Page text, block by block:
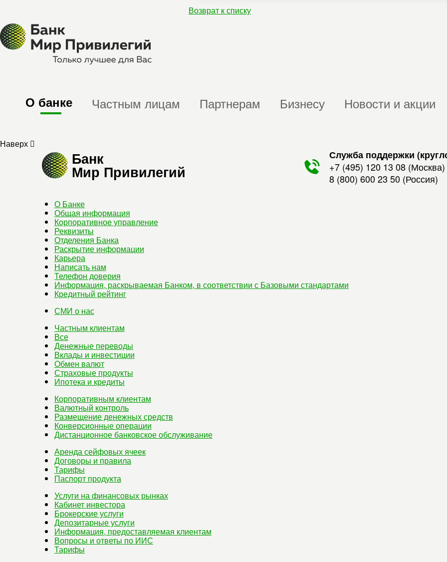
Возврат к списку
О банке Частным лицам Партнерам Бизнесу Новости и акции
Наверх
Банк
Мир Привилегий
Служба поддержки
+7 (495) 120 13 08 (Москва)
8 (800) 600 23 50 (Россия)
О Банке
Общая информация
Корпоративное управление
Реквизиты
Отделения Банка
Раскрытие информации
Карьера
Написать нам
Телефон доверия
Информация, раскрываемая Банком, в соответствии с Базовыми стандартами
Кредитный рейтинг
СМИ о нас
Частным клиентам
Все
Денежные переводы
Вклады и инвестиции
Обмен валют
Страховые продукты
Ипотека и кредиты
Корпоративным клиентам
Валютный контроль
Размещение денежных средств
Конверсионные операции
Дистанционное банковское обслуживание
Аренда сейфовых ячеек
Договоры и правила
Тарифы
Паспорт продукта
Услуги на финансовых рынках
Кабинет инвестора
Брокерские услуги
Депозитарные услуги
Информация, предоставляемая клиентам
Вопросы и ответы по ИИС
Тарифы